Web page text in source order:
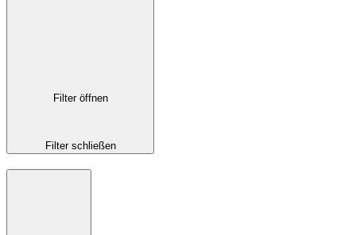
Filter öffnen
Filter schließen